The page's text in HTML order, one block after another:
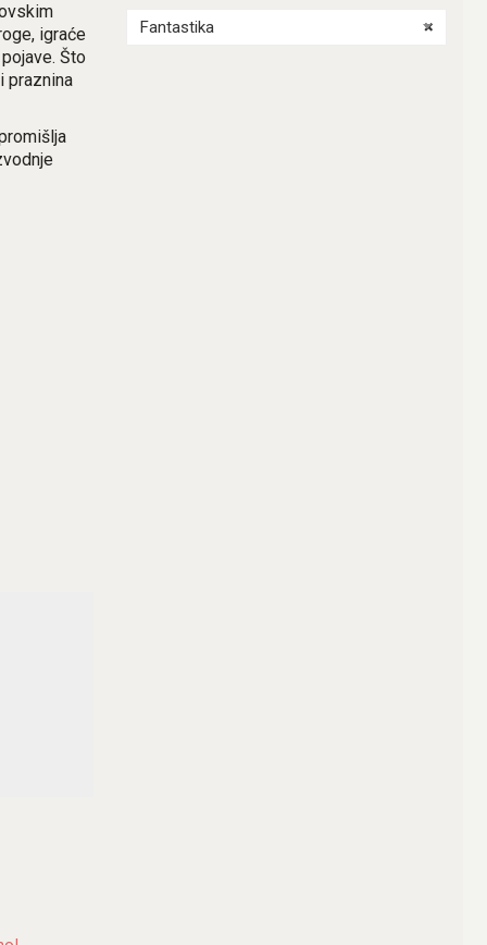
igraće
Što
praznina
×
Fantastika